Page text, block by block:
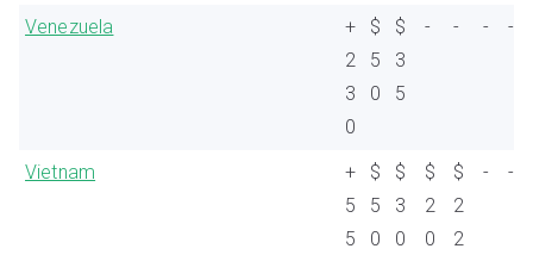
Venezuela
+
2
3
0
$
5
0
$
3
5
- - - -
Vietnam
+
5
5
$
5
0
$
3
0
$
2
0
$
2
2
- -